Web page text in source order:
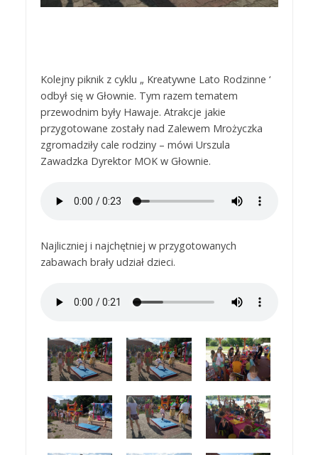
Kolejny piknik z cyklu „ Kreatywne Lato Rodzinne ‘
odbył się w Głownie. Tym razem tematem
przewodnim były Hawaje. Atrakcje jakie
przygotowane zostały nad Zalewem Mrożyczka
zgromadziły cale rodziny – mówi Urszula
Zawadzka Dyrektor MOK w Głownie.
Najliczniej i najchętniej w przygotowanych
zabawach brały udział dzieci.